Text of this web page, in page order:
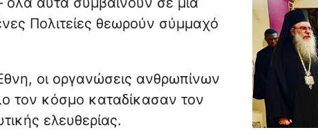
Πολιτείες θεωρούν σύμμαχό
οι οργανώσεις ανθρωπίνων
τον κόσμο καταδίκασαν τον
ελευθερίας.